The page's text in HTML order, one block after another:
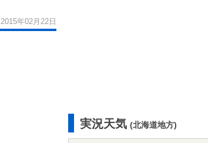
2015年02月22日
実況天気 (北海道地方)